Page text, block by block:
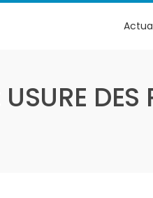
USURE DES